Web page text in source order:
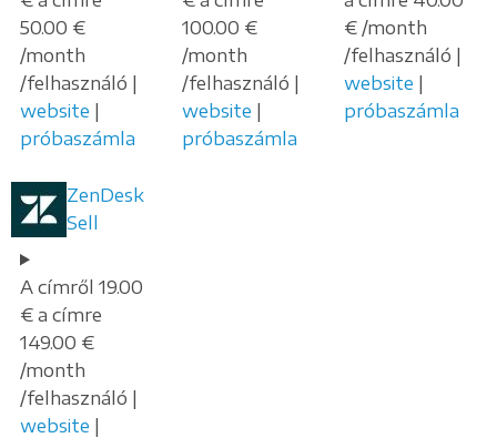
50.00 €
/month
/felhasználó |
website |
próbaszámla
100.00 €
/month
/felhasználó |
website |
próbaszámla
€ /month
/felhasználó |
website |
próbaszámla
ZenDesk
Sell
A címről 19.00
€ a címre
149.00 €
/month
/felhasználó |
website |